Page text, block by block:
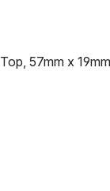
57mm x